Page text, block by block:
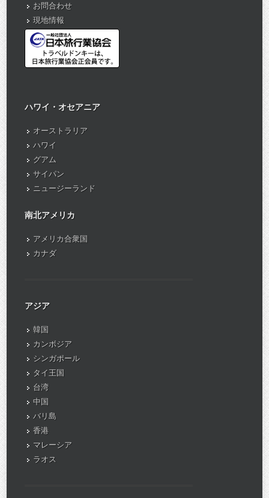
お問合わせ
現地情報
ハワイ・オセアニア
オーストラリア
ハワイ
グアム
サイパン
ニュージーランド
南北アメリカ
アメリカ合衆国
カナダ
アジア
韓国
カンボジア
シンガポール
タイ王国
台湾
中国
バリ島
香港
マレーシア
ラオス